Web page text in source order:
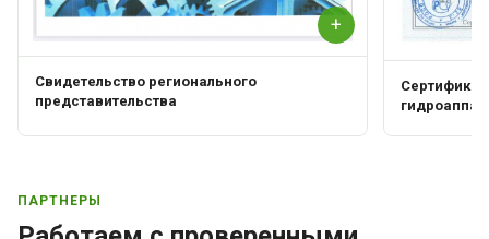
+
Свидетельство регионального
представительства
Сертификат
ПАРТНЕРЫ